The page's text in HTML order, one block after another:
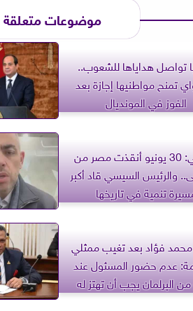
موضوعات متعلقة
تواصل هداياها للشعوب..
تمنح مواطنيها إجازة بعد
الفوز في المونديال
برلماني: 30 يونيو أنقذت مصر من
والرئيس السيسي قاد أكبر
تنمية في تاريخها
محمد فؤاد بعد تغيب ممثلي
عدم حضور المسئول عند
البرلمان يجب أن تهتز له
الرؤوس